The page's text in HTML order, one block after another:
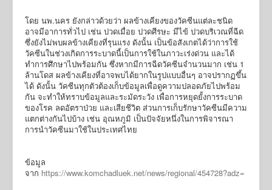
โดย นพ.นคร ยังกล่าวด้วยว่า ผลข้างเคียงของวัคซีนแต่ละชนิด
อาจมีอาการทั่วไป เช่น ปวดเมื่อย ปวดศีรษะ มีไข้ ปวดบริเวณที่ฉีด
ซึ่งยังไม่พบผลข้างเคียงที่รุนแรง ดังนั้น เป็นข้อสังเกตได้ว่าการใช้
วัคซีนในช่วงเกิดการระบาดนี้เป็นการใช้ในภาวะเร่งด่วน และได้
ทำการศึกษาไปพร้อมกัน ซึ่งหากมีการฉีดวัคซีนจำนวนมาก เช่น 1
ล้านโดส ผลข้างเคียงที่อาจพบได้ยากในรูปแบบอื่นๆ อาจปรากฏขึ้น
ได้ ดังนั้น วัคซีนทุกตัวต้องเก็บข้อมูลเพื่อดูความปลอดภัยไปพร้อม
กัน จะทำให้ทราบข้อมูลและระมัดระวัง เพื่อการหยุดยั้งการระบาด
ของโรค ลดอัตราป่วย และเสียชีวิต ส่วนการเก็บรักษาวัคซีนมีความ
แตกต่างกันไปบ้าง เช่น อุณหภูมิ เป็นปัจจัยหนึ่งในการพิจารณา
การนำวัคซีนมาใช้ในประเทศไทย
ข้อมูล
จาก https://www.komchadluek.net/news/regional/454728?adz=